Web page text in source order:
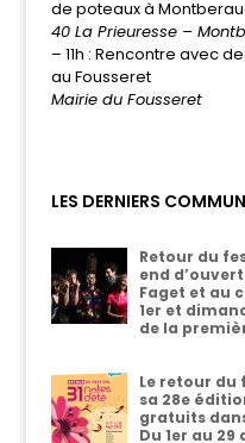
de poteaux à
40 La Prieuresse –
– 11h : Rencontre avec
au Fousseret
Mairie du Fousseret
LES DERNIERS
Retour du
end
Faget et au
1er et
de la
Le retour du
sa 28e
gratuits
Du 1er au 29